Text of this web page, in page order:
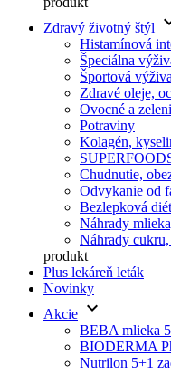
Zdravý životný štýl
Histamínová
Špeciálna
Športová výživa
Zdravé oleje,
Ovocné a
Potraviny
Kolagén,
Chudnutie,
Odvykanie od
Bezlepková
Náhrady
Náhrady
produkt
Plus lekáreň leták
Novinky
Akcie keyboard_arrow_down
BEBA mlieka
BIODERMA
Nutrilon 5+1